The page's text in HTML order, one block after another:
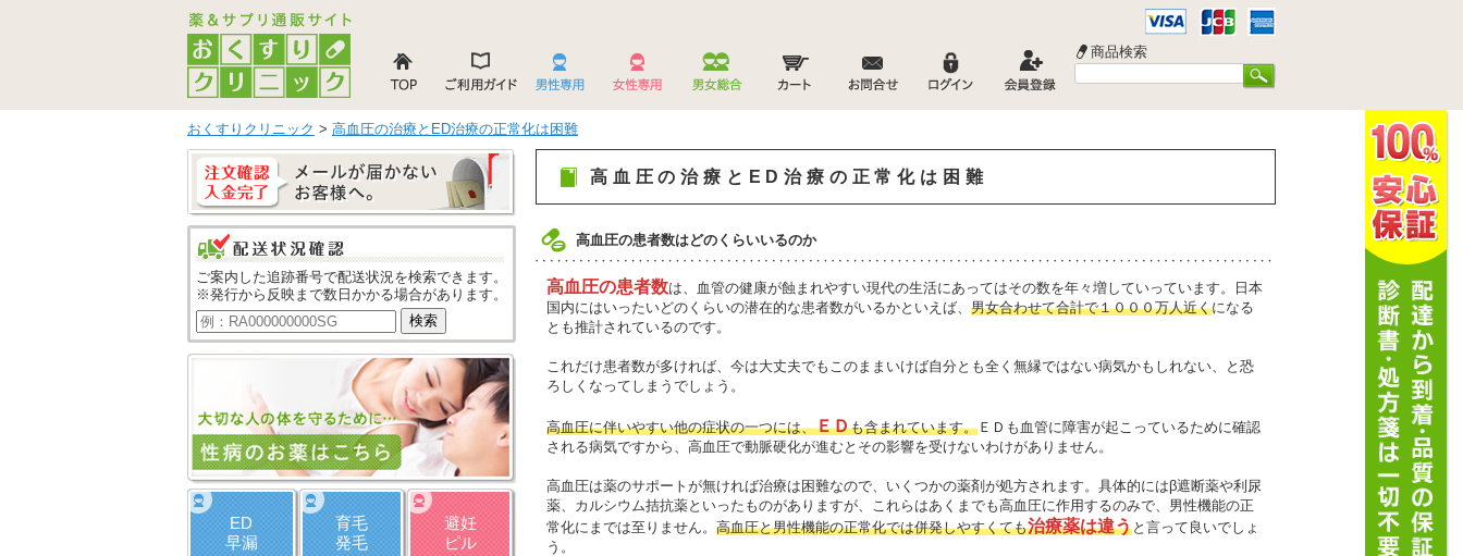
商品検索
おくすりクリニック > 高血圧の治療とED治療の正常化は困難
高血圧の治療とED治療の正常化は困難
高血圧の患者数はどのくらいいるのか
高血圧の患者数は、血管の健康が蝕まれやすい現代の生活にあってはその数を年々増していっています。日本
国内にはいったいどのくらいの潜在的な患者数がいるかといえば、 男女合わせて合計で１０００万人近くになる
とも推計されているのです。
これだけ患者数が多ければ、今は大丈夫でもこのままいけば自分とも全く無縁ではない病気かもしれない、と恐
ろしくなってしまうでしょう。
高血圧に伴いやすい他の症状の一つには、ＥＤも含まれています。 ＥＤも血管に障害が起こっているために確認
される病気ですから、高血圧で動脈硬化が進むとその影響を受けないわけがありません。
高血圧は薬のサポートが無ければ治療は困難なので、いくつかの薬剤が処方されます。具体的にはβ遮断薬や利尿
薬、カルシウム拮抗薬といったものがありますが、これらはあくまでも高血圧に作用するのみで、男性機能の正
常化にまでは至りません。 高血圧と男性機能の正常化では併発しやすくても治療薬は違うと言って良いでしょ
う。
ご案内した追跡番号で配送状況を検索できます。
※発行から反映まで数日かかる場合があります。
ED
早漏
育毛
発毛
避妊
ピル